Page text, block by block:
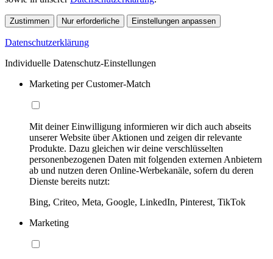
Zustimmen Nur erforderliche Einstellungen anpassen
Datenschutzerklärung
Individuelle Datenschutz-Einstellungen
Marketing per Customer-Match
Mit deiner Einwilligung informieren wir dich auch abseits
unserer Website über Aktionen und zeigen dir relevante
Produkte. Dazu gleichen wir deine verschlüsselten
personenbezogenen Daten mit folgenden externen Anbietern
ab und nutzen deren Online-Werbekanäle, sofern du deren
Dienste bereits nutzt:
Bing, Criteo, Meta, Google, LinkedIn, Pinterest, TikTok
Marketing